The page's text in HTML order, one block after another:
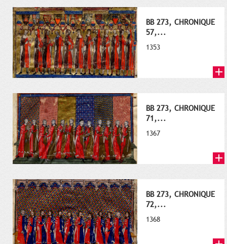
BB 273, CHRONIQUE
57,...
1353
BB 273, CHRONIQUE
71,...
1367
BB 273, CHRONIQUE
72,...
1368